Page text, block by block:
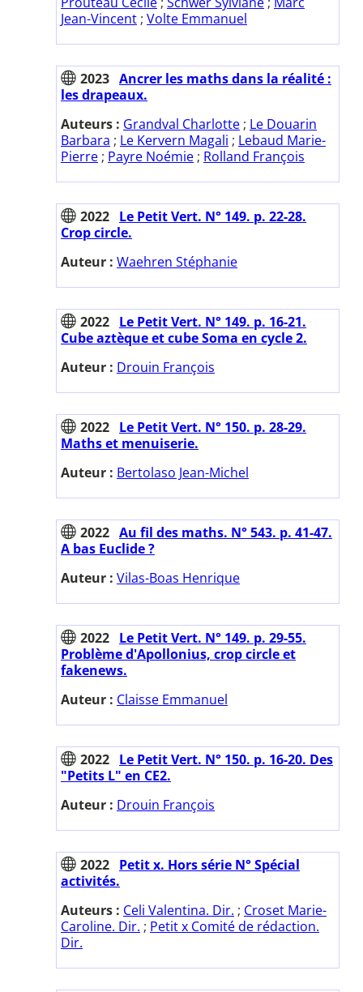
Jean-Vincent ; Volte Emmanuel
2023 Ancrer les maths dans la réalité :
les drapeaux.
Auteurs : Grandval Charlotte ; Le Douarin
Barbara ; Le Kervern Magali ; Lebaud Marie-
Pierre ; Payre Noémie ; Rolland François
2022 Le Petit Vert. N° 149. p. 22-28.
Crop circle.
Auteur : Waehren Stéphanie
2022 Le Petit Vert. N° 149. p. 16-21.
Cube aztèque et cube Soma en cycle 2.
Auteur : Drouin François
2022 Le Petit Vert. N° 150. p. 28-29.
Maths et menuiserie.
Auteur : Bertolaso Jean-Michel
2022 Au fil des maths. N° 543. p. 41-47.
A bas Euclide ?
Auteur : Vilas-Boas Henrique
2022 Le Petit Vert. N° 149. p. 29-55.
Problème d'Apollonius, crop circle et
fakenews.
Auteur : Claisse Emmanuel
2022 Le Petit Vert. N° 150. p. 16-20. Des
"Petits L" en CE2.
Auteur : Drouin François
2022 Petit x. Hors série N° Spécial
activités.
Auteurs : Celi Valentina. Dir. ; Croset Marie-
Caroline. Dir. ; Petit x Comité de rédaction.
Dir.